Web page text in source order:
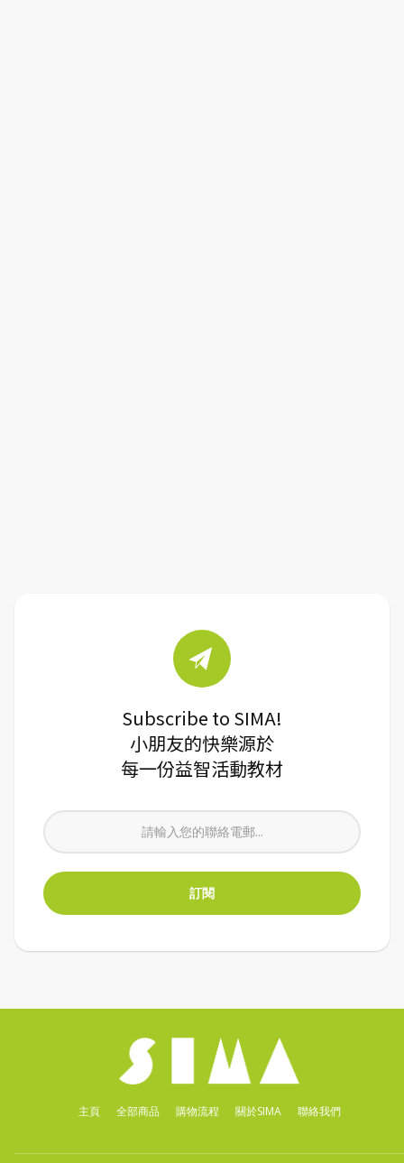
Subscribe to SIMA!
小朋友的快樂源於
每一份益智活動教材
主頁 全部商品 購物流程 關於SIMA 聯絡我們